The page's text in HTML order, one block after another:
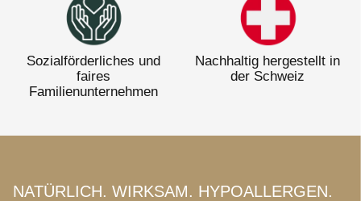
Sozialförderliches und
faires
Familienunternehmen
Nachhaltig hergestellt in
der Schweiz
NATÜRLICH. WIRKSAM. HYPOALLERGEN.